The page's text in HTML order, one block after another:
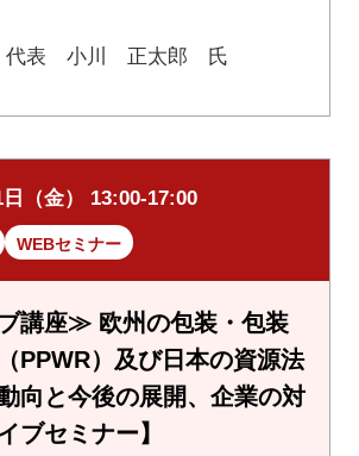
代表 小川 正太郎 氏
（金） 13:00-17:00
WEBセミナー
講座≫ 欧州の包装・包装
PPWR）及び日本の資源法
向と今後の展開、企業の対
ブセミナー】